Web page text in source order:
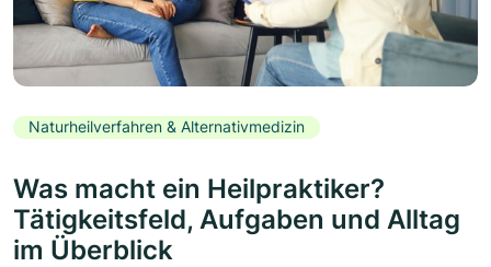
Naturheilverfahren & Alternativmedizin
Was macht ein Heilpraktiker?
Tätigkeitsfeld, Aufgaben und Alltag
im Überblick